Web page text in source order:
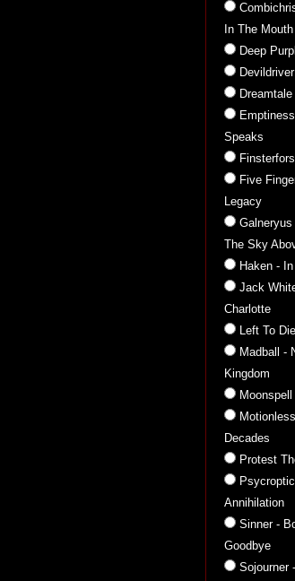
In The
Deep
Speaks
Five
Legacy
Galneryus
The Sky
Haken -
Jack
Charlotte
Left To
Madball -
Kingdom
Decades
Protest
Annihilation
Sinner -
Goodbye
Sojourner